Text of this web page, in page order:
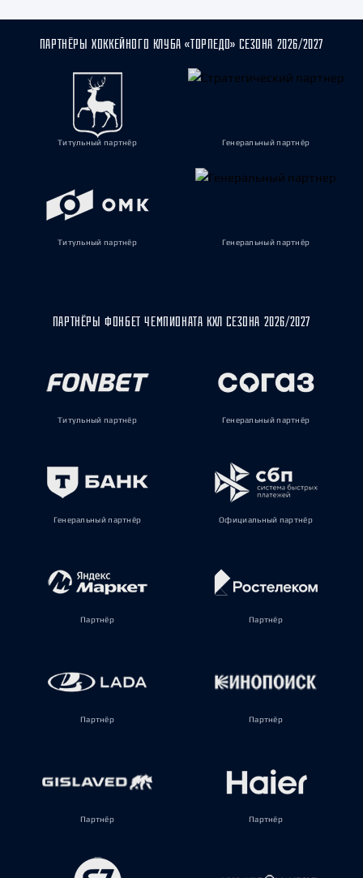
ПАРТНЁРЫ ХОККЕЙНОГО КЛУБА «ТОРПЕДО» СЕЗОНА 2026/2027
Титульный партнёр Генеральный партнёр
Титульный партнёр Генеральный партнёр
ПАРТНЁРЫ ФОНБЕТ ЧЕМПИОНАТА КХЛ СЕЗОНА 2026/2027
Титульный партнёр Генеральный партнёр
Генеральный партнёр Официальный партнёр
Партнёр Партнёр
Партнёр Партнёр
Партнёр Партнёр